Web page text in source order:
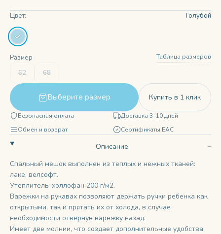
Цвет: Голубой
Размер Таблица размеров
62 68
Выберите размер Купить в 1 клик
Безопасная оплата
Доставка 3–10 дней
Обмен и возврат
Сертификаты ЕАС
Описание
Спальный мешок выполнен из теплых и нежных тканей:
лаке, велсофт.
Утеплитель-холлофан 200 г/м2.
Варежки на рукавах позволяют держать ручки ребенка как
открытыми, так и прятать их от холода, в случае
необходимости отвернув варежку назад.
Имеет две молнии, что создает дополнительные удобства